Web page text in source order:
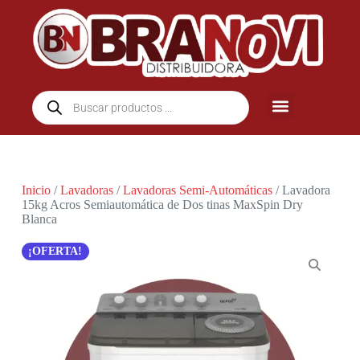
Inicio/Lavadoras/Lavadoras Semi-Automáticas/ Lavadora
15kg Acros Semiautomática de Dos tinas MaxSpin Dry
Blanca
¡OFERTA!